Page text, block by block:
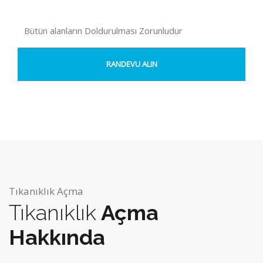
Bütün alanların Doldurulması Zorunludur
Tıkanıklık Açma
Tıkanıklık Açma
Hakkında